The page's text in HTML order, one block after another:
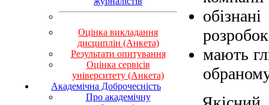
Оцінка викладання
дисциплін (Анкета)
Результати опитування
Оцінка сервісів
університету (Анкета)
Академічна Доброчесність
Про академічну
розробок
мають